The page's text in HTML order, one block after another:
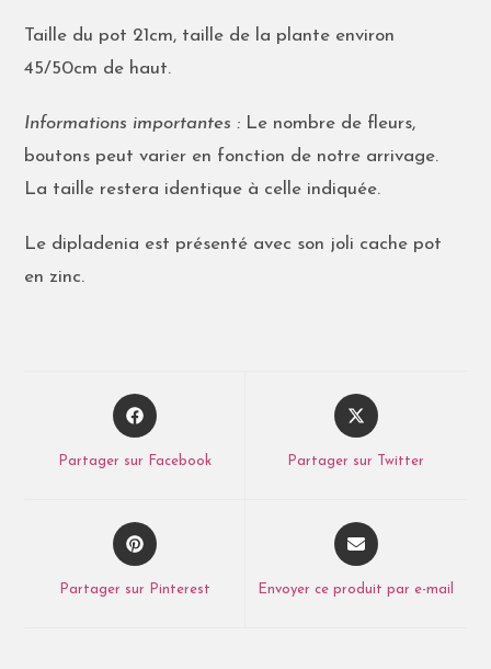
Taille du pot 21cm, taille de la plante environ
45/50cm de haut.
Informations importantes : Le nombre de fleurs,
boutons peut varier en fonction de notre arrivage.
La taille restera identique à celle indiquée.
Le dipladenia est présenté avec son joli cache pot
en zinc.
Partager sur Facebook Partager sur Twitter
Partager sur Pinterest Envoyer ce produit par e-mail